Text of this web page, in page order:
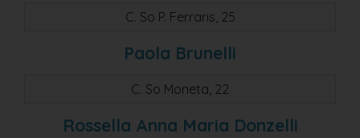
C. So P. Ferraris, 25
Paola Brunelli
C. So Moneta, 22
Rossella Anna Maria Donzelli